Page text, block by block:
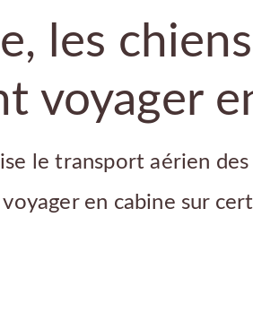
les
voyager
le transport aérien
en cabine sur